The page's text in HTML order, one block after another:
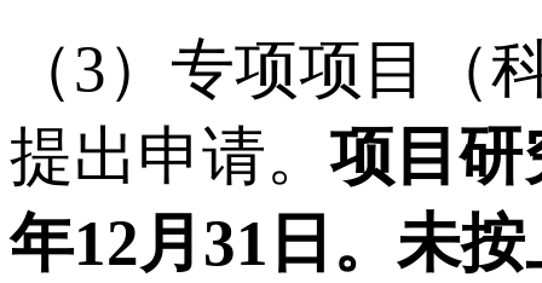
（3）专项项目
提出申请。项目研
年12月31日。未